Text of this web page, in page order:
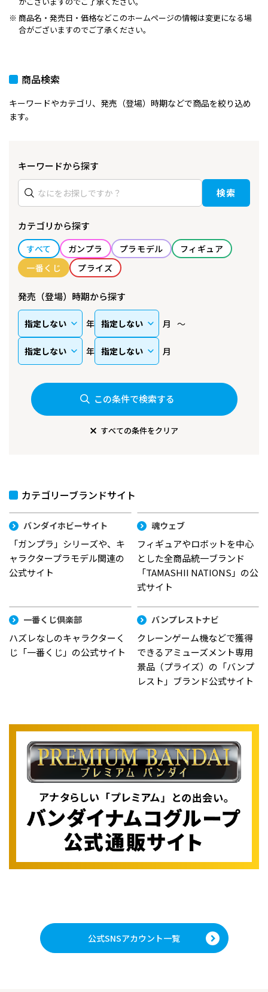
商品名・発売日・価格などこのホームページの情報は変更になる場
合がございますのでご了承ください。
商品検索
キーワードやカテゴリ、発売（登場）時期などで商品を絞り込め
ます。
キーワードから探す
検索
カテゴリから探す
すべて ガンプラ プラモデル
フィギュア
一番くじ
プライズ
発売（登場）時期から探す
年 月
年 月
この条件で検索する
すべての条件をクリア
カテゴリーブランドサイト
バンダイホビーサイト
「ガンプラ」シリーズや、キ
ャラクタープラモデル関連の
公式サイト
魂ウェブ
フィギュアやロボットを中心
とした全商品統一ブランド
「TAMASHII NATIONS」の公
式サイト
一番くじ倶楽部
ハズレなしのキャラクターく
じ「一番くじ」の公式サイト
バンプレストナビ
クレーンゲーム機などで獲得
できるアミューズメント専用
景品（プライズ）の「バンプ
レスト」ブランド公式サイト
公式SNSアカウント一覧